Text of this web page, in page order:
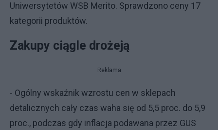
Uniwersytetów WSB Merito. Sprawdzono ceny 17
kategorii produktów.
Zakupy ciągle drożeją
Reklama
- Ogólny wskaźnik wzrostu cen w sklepach
detalicznych cały czas waha się od 5,5 proc. do 5,9
proc., podczas gdy inflacja podawana przez GUS